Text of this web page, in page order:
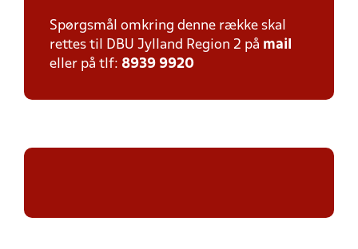
Spørgsmål omkring denne række skal
rettes til DBU Jylland Region 2 på mail
eller på tlf: 8939 9920